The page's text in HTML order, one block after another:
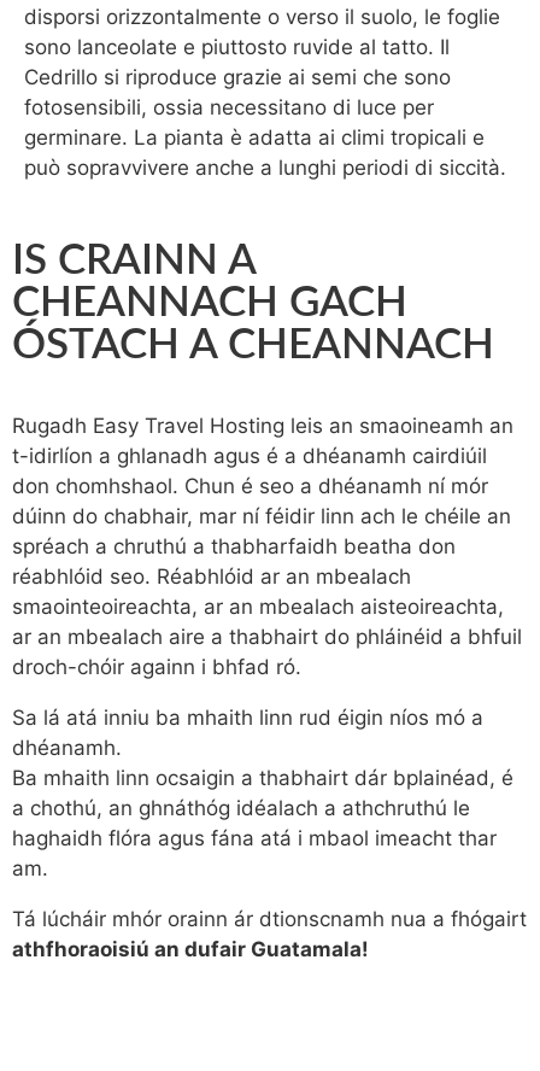
disporsi orizzontalmente o verso il suolo, le foglie
sono lanceolate e piuttosto ruvide al tatto. Il
Cedrillo si riproduce grazie ai semi che sono
fotosensibili, ossia necessitano di luce per
germinare. La pianta è adatta ai climi tropicali e
può sopravvivere anche a lunghi periodi di siccità.
IS CRAINN A
CHEANNACH GACH
ÓSTACH A CHEANNACH
Rugadh Easy Travel Hosting leis an smaoineamh an
t-idirlíon a ghlanadh agus é a dhéanamh cairdiúil
don chomhshaol. Chun é seo a dhéanamh ní mór
dúinn do chabhair, mar ní féidir linn ach le chéile an
spréach a chruthú a thabharfaidh beatha don
réabhlóid seo. Réabhlóid ar an mbealach
smaointeoireachta, ar an mbealach aisteoireachta,
ar an mbealach aire a thabhairt do phláinéid a bhfuil
droch-chóir againn i bhfad ró.
Sa lá atá inniu ba mhaith linn rud éigin níos mó a
dhéanamh.
Ba mhaith linn ocsaigin a thabhairt dár bplainéad, é
a chothú, an ghnáthóg idéalach a athchruthú le
haghaidh flóra agus fána atá i mbaol imeacht thar
am.
Tá lúcháir mhór orainn ár dtionscnamh nua a fhógairt
athfhoraoisiú an dufair Guatamala!